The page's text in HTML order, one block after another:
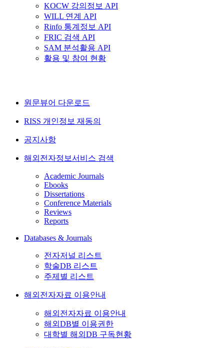
KOCW 강의정보 API
WILL 연계 API
Rinfo 통계정보 API
FRIC 검색 API
SAM 분석활용 API
활용 및 참여 현황
원문뷰어 다운로드
RISS 개인정보 재동의
공지사항
해외전자정보서비스 검색
Academic Journals
Ebooks
Dissertations
Conference Materials
Reviews
Reports
Databases & Journals
전자저널 리스트
학술DB 리스트
주제별 리스트
해외전자자료 이용안내
해외전자자료 이용안내
해외DB별 이용권한
대학별 해외DB 구독현황